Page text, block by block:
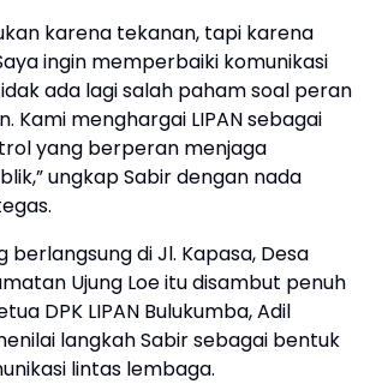
karena tekanan, tapi karena
ingin memperbaiki komunikasi
ada lagi salah paham soal peran
Kami menghargai LIPAN sebagai
yang berperan menjaga
ungkap Sabir dengan nada
berlangsung di Jl. Kapasa, Desa
Ujung Loe itu disambut penuh
DPK LIPAN Bulukumba, Adil
langkah Sabir sebagai bentuk
lintas lembaga.